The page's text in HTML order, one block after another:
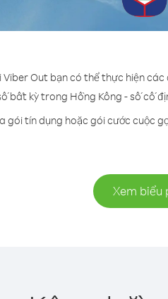
Viber Out bạn có thể thực hiện
bất kỳ trong Hồng Kông - số cố
gói tín dụng hoặc gói cước cuộc
Xem biểu